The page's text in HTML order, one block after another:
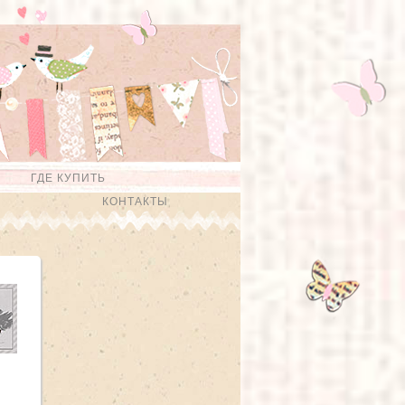
ГДЕ КУПИТЬ
КОНТАКТЫ